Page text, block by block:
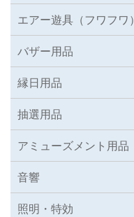
エアー遊具（フワフワ）
バザー用品
縁日用品
抽選用品
アミューズメント用品
音響
照明・特効